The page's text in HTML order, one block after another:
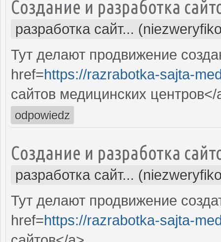
Создание и разработка
разработка сайт...
Тут делают продвижение
href=https://razrabotka-sajta-
сайтов медицинских центров</
odpowiedz
Создание и разработка
разработка сайт...
Тут делают продвижение
href=https://razrabotka-sajta-